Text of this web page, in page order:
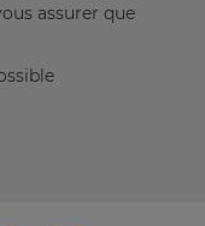
assurer que